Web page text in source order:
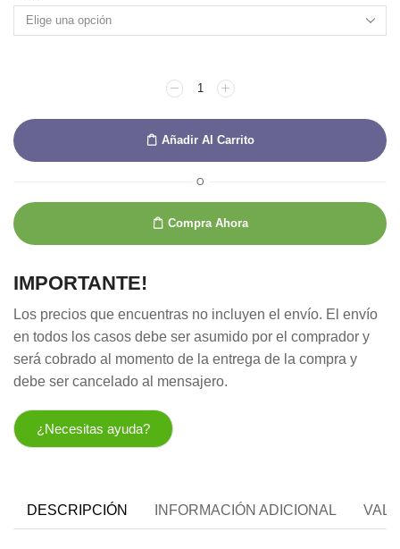
Añadir Al Carrito
O
Compra Ahora
IMPORTANTE!
Los precios que encuentras no incluyen el envío. El envío
en todos los casos debe ser asumido por el comprador y
será cobrado al momento de la entrega de la compra y
debe ser cancelado al mensajero.
¿Necesitas ayuda?
DESCRIPCIÓN INFORMACIÓN ADICIONAL